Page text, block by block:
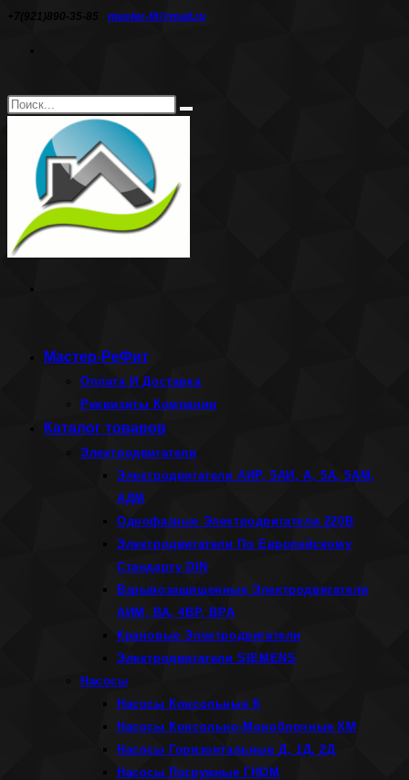
Перейти
+7(921)890-35-85 master-fit@mail.ru
Поиск
сайте
Искать
Мастер-РеФит
Оплата И Доставка
Реквизиты Компании
Каталог товаров
Электродвигатели
Электродвигатели АИР, 5АИ, А, 5А, 5АМ,
АДМ
Однофазные Электродвигатели 220В
Электродвигатели По Европейскому
Стандарту DIN
Взрывозащищенные Электродвигатели
АИМ, ВА, 4ВР, ВРА
Крановые Электродвигатели
Электродвигатели SIEMENS
Насосы
Насосы Консольные К
Насосы Консольно-Моноблочные КМ
Насосы Горизонтальные Д, 1Д, 2Д
Насосы Погружные ГНОМ